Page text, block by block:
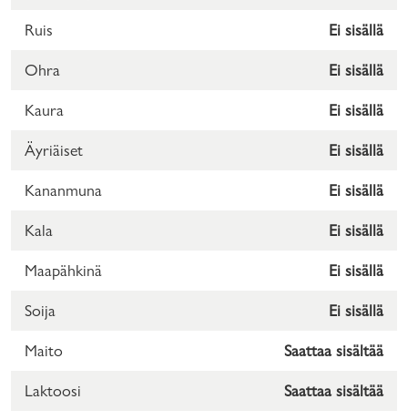
Ruis Ei sisällä
Ohra Ei sisällä
Kaura Ei sisällä
Äyriäiset Ei sisällä
Kananmuna Ei sisällä
Kala Ei sisällä
Maapähkinä Ei sisällä
Soija Ei sisällä
Maito Saattaa sisältää
Laktoosi Saattaa sisältää